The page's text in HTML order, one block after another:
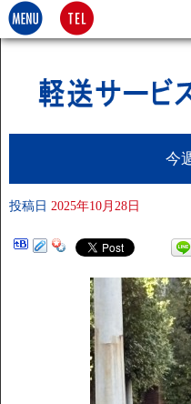
今
投稿日 2025年10月28日